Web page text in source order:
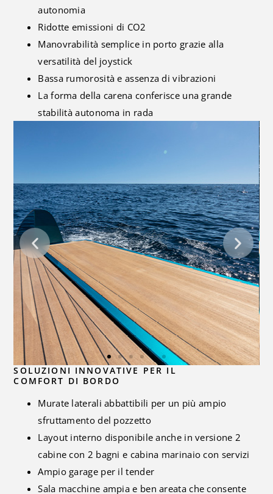
autonomia
Ridotte emissioni di CO2
Manovrabilità semplice in porto grazie alla
versatilità del joystick
Bassa rumorosità e assenza di vibrazioni
La forma della carena conferisce una grande
stabilità autonoma in rada
SOLUZIONI INNOVATIVE PER IL
COMFORT DI BORDO
Murate laterali abbattibili per un più ampio
sfruttamento del pozzetto
Layout interno disponibile anche in versione 2
cabine con 2 bagni e cabina marinaio con servizi
Ampio garage per il tender
Sala macchine ampia e ben areata che consente